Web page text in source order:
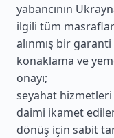
yabancının
ilgili tüm
alınmış bir
konaklama ve
onayı;
seyahat
daimi ikamet
dönüş için sabit